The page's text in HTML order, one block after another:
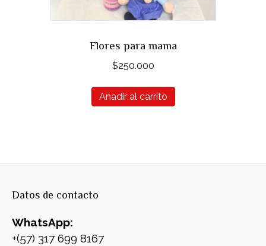
Flores para mama
$250.000
Añadir al carrito
Datos de contacto
WhatsApp:
+(57) 317 699 8167